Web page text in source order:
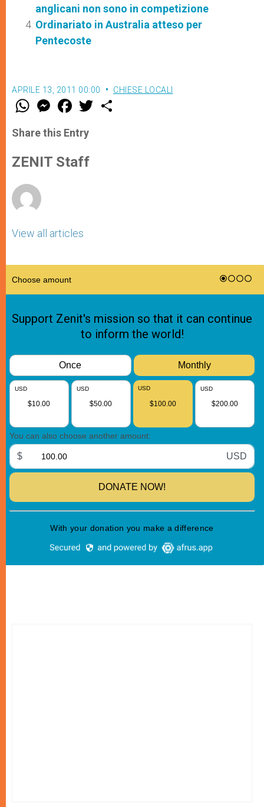
anglicani non sono in competizione
Ordinariato in Australia atteso per
Pentecoste
APRILE 13, 2011 00:00 CHIESE LOCALI
W
t
s
p
p
M
e
s
e
g
e
F
a
e
b
o
k
w
Share this Entry
ZENIT Staff
View all articles